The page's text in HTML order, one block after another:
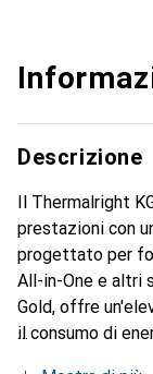
Descrizione
Il Thermalright
prestazioni con
progettato per
All-in-One e altri
Gold, offre
il consumo di